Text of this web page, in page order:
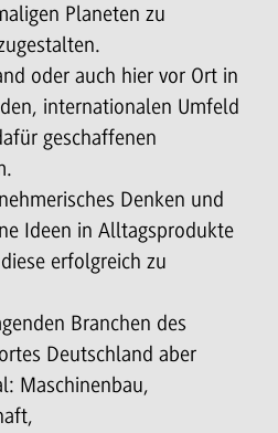
Planeten zu
oder auch hier vor Ort in
internationalen Umfeld
geschaffenen
Denken und
Ideen in Alltagsprodukte
erfolgreich zu
Branchen des
Deutschland aber
Maschinenbau,